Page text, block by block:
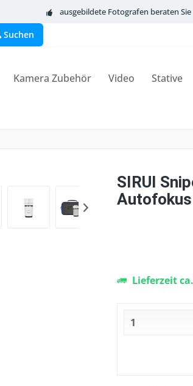
ausgebildete Fotografen beraten Sie
Suchen
Kamera Zubehör Video Stative
SIRUI
Lieferzeit